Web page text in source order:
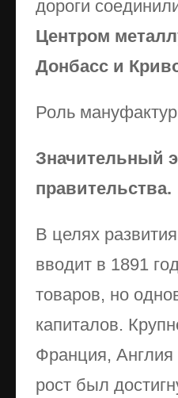
дороги
Центром
Донбасс и
Роль
Значительный
правительства.
В целях
вводит в 1891
товаров, но
капиталов.
Франция, Англия
рост был